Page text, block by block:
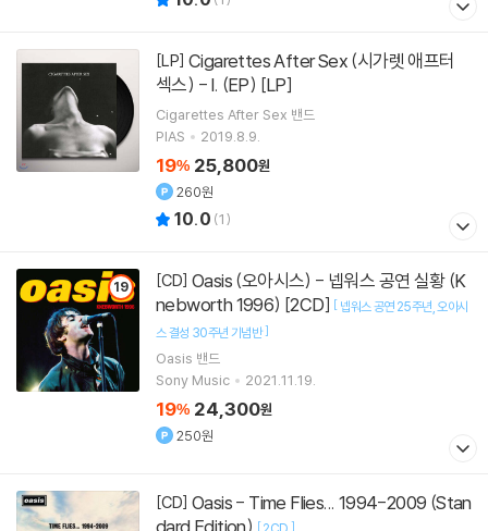
[LP]
섹스) - I. (EP) [LP]
Cigarettes After Sex 밴드
PIAS
2019.8.9.
19% 25,800원
260원
10.0 (1)
19 [CD]
nebworth 1996) [2CD] [ 넵워스 공연 25주년 오아시
스 결성 30주년 기념반]
Oasis 밴드
Sony Music
2021.11.19.
19% 24,300원
250원
[CD]
dard Edition) [ ]